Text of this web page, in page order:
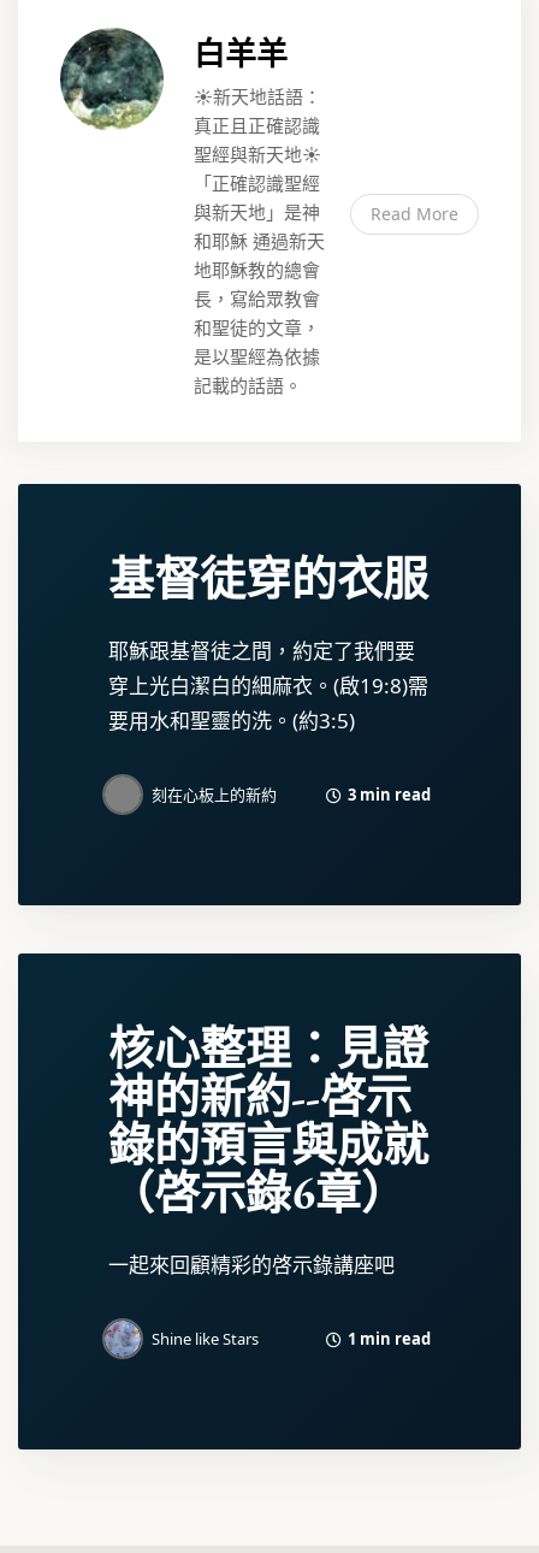
白羊羊
☀️新天地話語：
真正且正確認識
聖經與新天地☀️
「正確認識聖經
與新天地」是神
和耶穌 通過新天
地耶穌教的總會
長，寫給眾教會
和聖徒的文章，
是以聖經為依據
記載的話語。
Read More
基督徒穿的衣服
耶穌跟基督徒之間，約定了我們要
穿上光白潔白的細麻衣。(啟19:8)需
要用水和聖靈的洗。(約3:5)
刻在心板上的新約 3 min read
核心整理：見證
神的新約--啓示
錄的預言與成就
（啓示錄6章）
一起來回顧精彩的啓示錄講座吧
Shine like Stars 1 min read